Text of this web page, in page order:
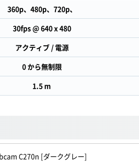
360p、480p、720p、
30fps @ 640 x 480
アクティブ / 電源
0 から無制限
1.5 m
C270n [ダークグレー]